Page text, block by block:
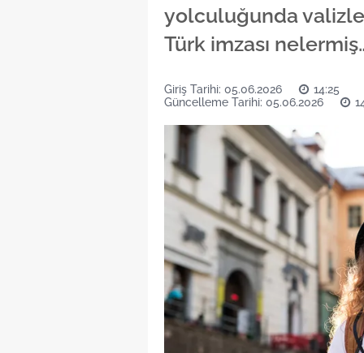
yolculuğunda
Türk imzası
Giriş Tarihi: 05.06.2026
14:25
Güncelleme Tarihi: 05.06.2026